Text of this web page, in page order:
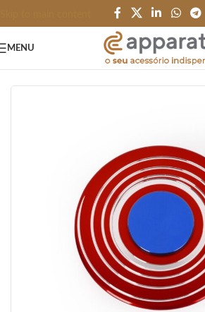
MENU
BRINQUEDOS e JOGOS/Terapeutico